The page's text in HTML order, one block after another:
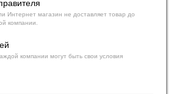
Интернет магазин не доставляет товар до
компании.
компании могут быть свои условия